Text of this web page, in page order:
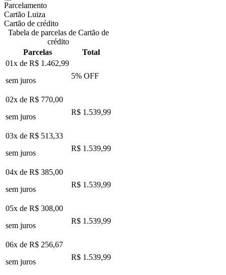
Parcelamento
Cartão Luiza
Cartão de crédito
Tabela de parcelas de Cartão de
crédito
Parcelas
Total
01x de R$ 1.462,99
sem juros
5% OFF
02x de R$ 770,00
sem juros
R$ 1.539,99
03x de R$ 513,33
sem juros
R$ 1.539,99
04x de R$ 385,00
sem juros
R$ 1.539,99
05x de R$ 308,00
sem juros
R$ 1.539,99
06x de R$ 256,67
sem juros
R$ 1.539,99